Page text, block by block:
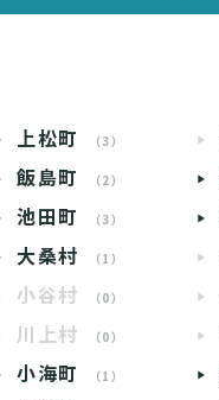
上松町 （3）
飯島町 （2）
池田町 （3）
大桑村 （1）
小谷村 （0）
川上村 （0）
小海町 （1）